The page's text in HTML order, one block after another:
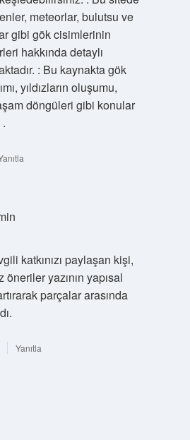
meteorlar, bulutsu ve
gibi gök cisimlerinin
hakkında detaylı
: Bu kaynakta gök
yıldızların oluşumu,
döngüleri gibi konular
katkınızı paylaşan kişi,
yazının yapısal
parçalar arasında
Yanıtla